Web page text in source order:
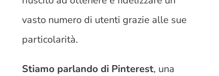
vasto numero di utenti grazie alle sue
particolarità.
Stiamo parlando di Pinterest, una